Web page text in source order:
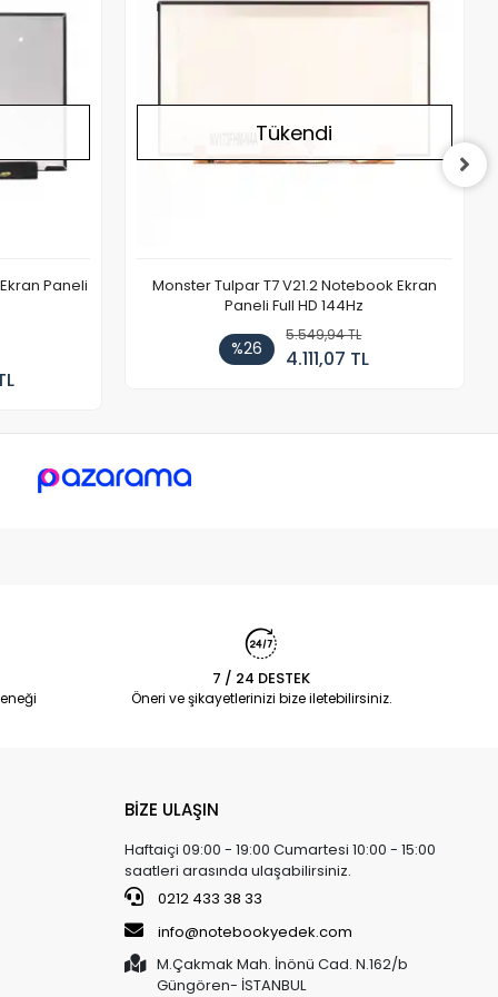
Paneli
Tükendi
Monster Tulpar T7 V21.2 Notebook Ekran
Paneli Full HD 144Hz
%26
5.549,94 TL
4.111,07 TL
7 / 24 DESTEK
Öneri ve şikayetlerinizi bize iletebilirsiniz.
BİZE ULAŞIN
Haftaiçi 09:00 - 19:00 Cumartesi 10:00 - 15:00
saatleri arasında ulaşabilirsiniz.
0212 433 38 33
info@notebookyedek.com
M.Çakmak Mah. İnönü Cad. N.162/b
Güngören- İSTANBUL